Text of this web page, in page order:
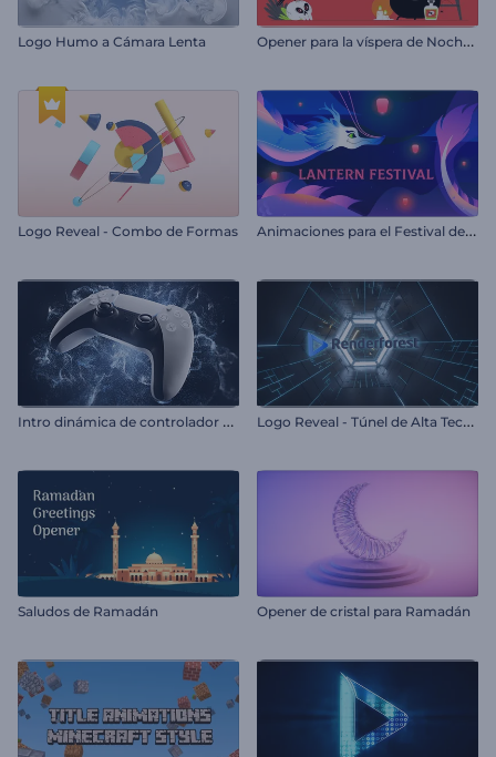
Logo Humo a Cámara Lenta O
pener para la víspera de Noche de Brujas
Logo Reveal - Combo de Formas A
nimaciones para el Festival de los Faroles
I
ntro dinámica de controlador de videojuegos L
ogo Reveal - Túnel de Alta Tecnología
Saludos de Ramadán Opener de cristal para Ramadán